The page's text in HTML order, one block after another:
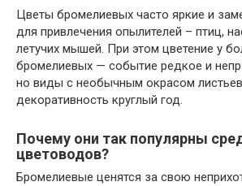
Цветы бромелиевых часто яркие и
для привлечения опылителей – птиц,
летучих мышей. При этом цветение у
бромелиевых — событие редкое и
но виды с необычным окрасом
декоративность круглый год.
Почему они так популярны
цветоводов?
Бромелиевые ценятся за свою